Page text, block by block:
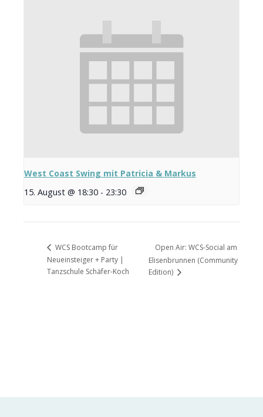
West Coast Swing mit Patricia & Markus
15. August @ 18:30 - 23:30
WCS Bootcamp für
Neueinsteiger + Party |
Tanzschule Schäfer-Koch
Open Air: WCS-Social am
Elisenbrunnen (Community
Edition)